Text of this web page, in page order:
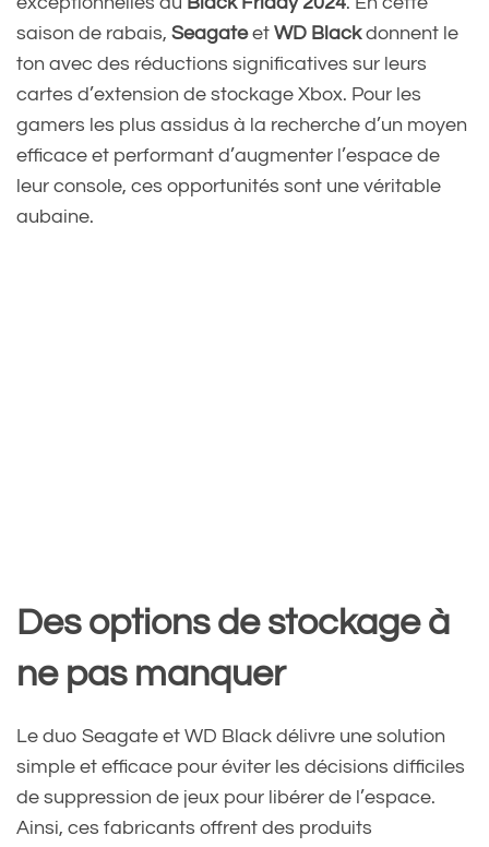
saison de rabais, Seagateet WD Blackdonnent le
ton avec des réductions significatives sur leurs
cartes d’extension de stockage Xbox. Pour les
gamers les plus assidus à la recherche d’un moyen
efficace et performant d’augmenter l’espace de
leur console, ces opportunités sont une véritable
aubaine.
Des options de stockage à
ne pas manquer
Le duo Seagate et WD Black délivre une solution
simple et efficace pour éviter les décisions difficiles
de suppression de jeux pour libérer de l’espace.
Ainsi, ces fabricants offrent des produits